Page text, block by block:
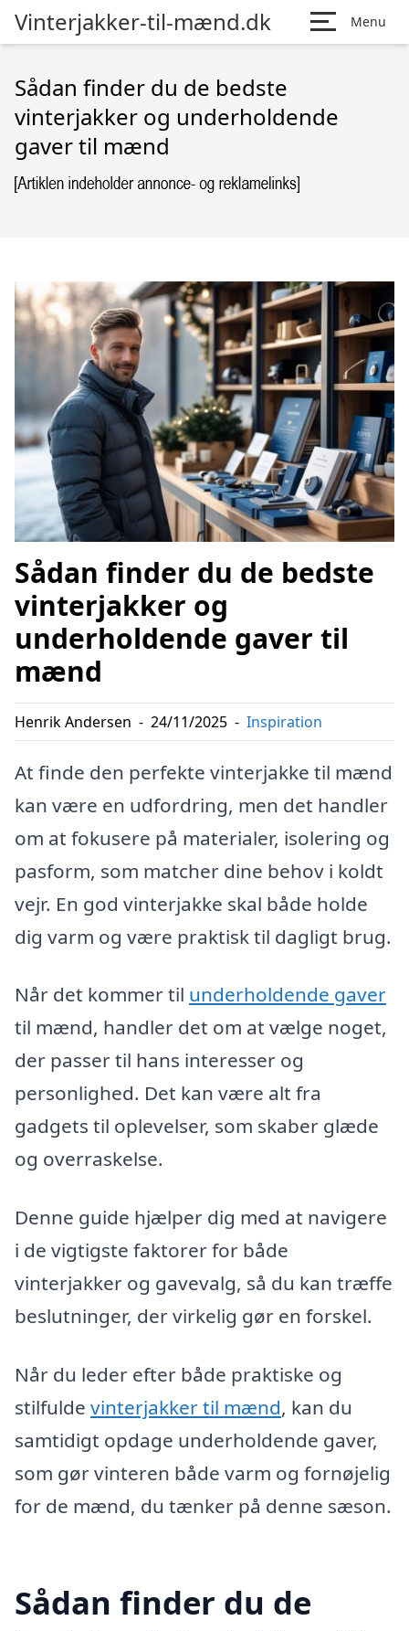
Vinterjakker-til-mænd.dk Menu
Sådan finder du de bedste
vinterjakker og underholdende
gaver til mænd
Sådan finder du de bedste
vinterjakker og
underholdende gaver til
mænd
Henrik Andersen - 24/11/2025 - Inspiration
At finde den perfekte vinterjakke til mænd
kan være en udfordring, men det handler
om at fokusere på materialer, isolering og
pasform, som matcher dine behov i koldt
vejr. En god vinterjakke skal både holde
dig varm og være praktisk til dagligt brug.
Når det kommer til underholdende gaver
til mænd, handler det om at vælge noget,
der passer til hans interesser og
personlighed. Det kan være alt fra
gadgets til oplevelser, som skaber glæde
og overraskelse.
Denne guide hjælper dig med at navigere
i de vigtigste faktorer for både
vinterjakker og gavevalg, så du kan træffe
beslutninger, der virkelig gør en forskel.
Når du leder efter både praktiske og
stilfulde vinterjakker til mænd, kan du
samtidigt opdage underholdende gaver,
som gør vinteren både varm og fornøjelig
for de mænd, du tænker på denne sæson.
Sådan finder du de